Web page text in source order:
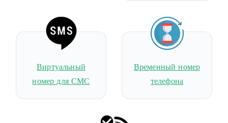
Виртуальный
номер для СМС
Временный номер
телефона